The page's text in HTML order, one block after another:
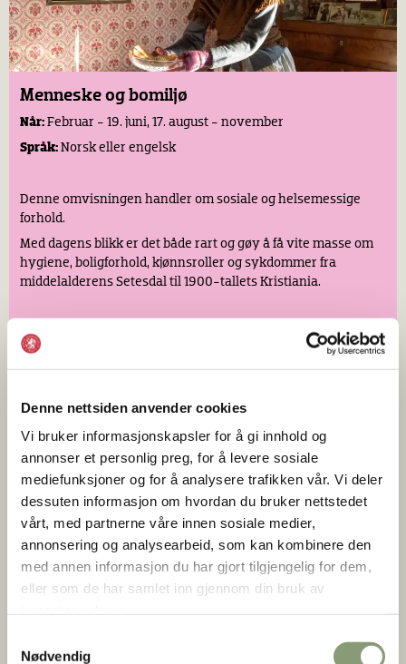
Denne nettsiden anvender cookies
Vi bruker informasjonskapsler for å gi innhold og
annonser et personlig preg, for å levere sosiale
mediefunksjoner og for å analysere trafikken vår. Vi deler
dessuten informasjon om hvordan du bruker nettstedet
vårt, med partnerne våre innen sosiale medier,
annonsering og analysearbeid, som kan kombinere den
med annen informasjon du har gjort tilgjengelig for dem,
eller som de har samlet inn gjennom din bruk av
Nødvendig
Menneske og bomiljø
Når: Februar - 19. juni, 17. august - november
Språk: Norsk eller engelsk
Denne omvisningen handler om sosiale og helsemessige
forhold.
Med dagens blikk er det både rart og gøy å få vite masse om
hygiene, boligforhold, kjønnsroller og sykdommer fra
middelalderens Setesdal til 1900-tallets Kristiania.
Samisk kultur og identitet
Når:Februar og mars
Språk:
samisk tradisjon og identitet fra sør til nord, og fra kyst til